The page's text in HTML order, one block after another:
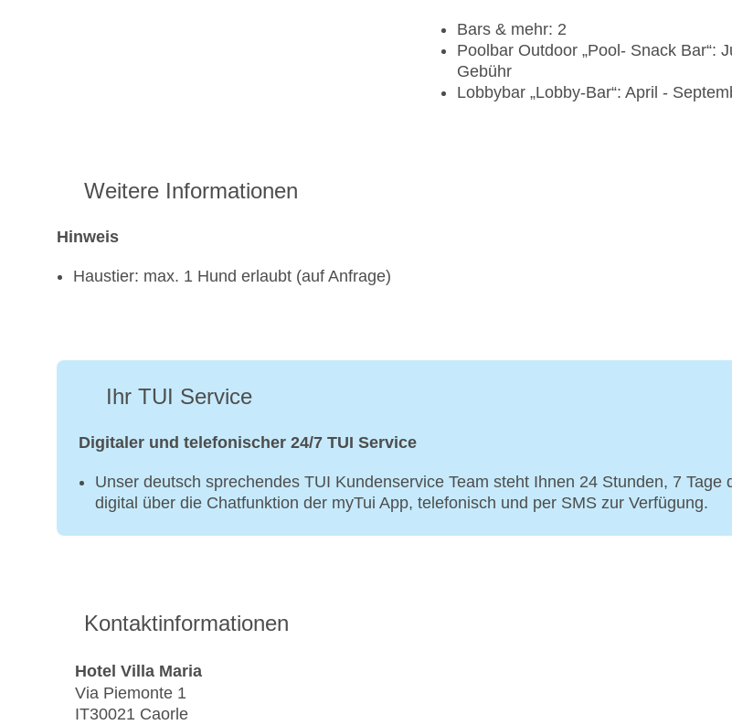
Bars & mehr: 2
Poolbar Outdoor „Pool- Snack Bar“:
Gebühr
Lobbybar „Lobby-Bar“: April -
Weitere Informationen
Hinweis
​Haustier: max. 1 Hund erlaubt (auf Anfrage)
Ihr TUI Service
Digitaler und telefonischer 24/7 TUI Service
Unser deutsch sprechendes TUI Kundenservice Team steht Ihnen 24 Stunden, 7 Tage
digital über die Chatfunktion der myTui App, telefonisch und per SMS zur Verfügung.
Kontaktinformationen
Hotel Villa Maria
Via Piemonte 1
IT30021 Caorle